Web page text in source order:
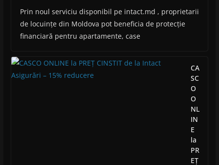
Prin noul serviciu disponibil pe intact.md , proprietarii
de locuințe din Moldova pot beneficia de protecție
financiară pentru apartamente, case
CA
SC
O
O
NL
IN
E
la
PR
EȚ